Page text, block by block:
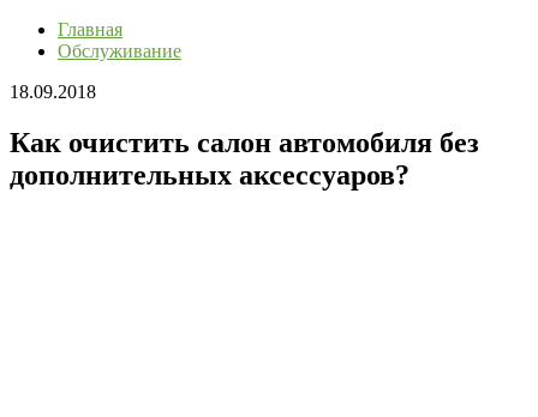
Главная
Обслуживание
18.09.2018
Как очистить салон автомобиля без
дополнительных аксессуаров?